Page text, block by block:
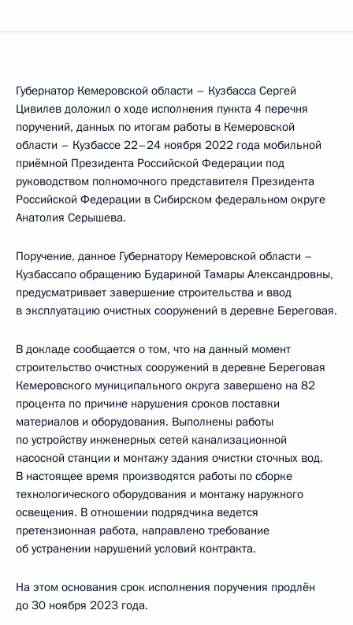
Губернатор Кемеровской области – Кузбасса Сергей
Цивилев доложил о ходе исполнения пункта 4 перечня
поручений, данных по итогам работы в Кемеровской
области – Кузбассе 22–24 ноября 2022 года мобильной
приёмной Президента Российской Федерации под
руководством полномочного представителя Президента
Российской Федерации в Сибирском федеральном округе
Анатолия Серышева.
Поручение, данное Губернатору Кемеровской области –
Кузбассапо обращению Будариной Тамары Александровны,
предусматривает завершение строительства и ввод
в эксплуатацию очистных сооружений в деревне Береговая.
В докладе сообщается о том, что на данный момент
строительство очистных сооружений в деревне Береговая
Кемеровского муниципального округа завершено на 82
процента по причине нарушения сроков поставки
материалов и оборудования. Выполнены работы
по устройству инженерных сетей канализационной
насосной станции и монтажу здания очистки сточных вод.
В настоящее время производятся работы по сборке
технологического оборудования и монтажу наружного
освещения. В отношении подрядчика ведется
претензионная работа, направлено требование
об устранении нарушений условий контракта.
На этом основания срок исполнения поручения продлён
до 30 ноября 2023 года.